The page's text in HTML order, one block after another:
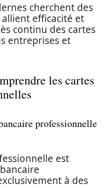
cherchent des
efficacité et
continu des cartes
entreprises et
les cartes
professionnelle
est
à des